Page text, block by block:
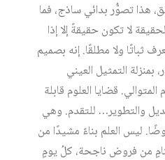
هذا تصوُّر بدائي ساذج، فما
لا تكون حقيقةً إلا إذا
ثباتًا ولا مطلقًا. إنه بصميم
بمنزلة التمثيل العيني
قضايا العلوم قابلة
والتطوير… للتقدم. وهي
ليس العلم بناءً مشيدًا من
من فروض ناجحة، كلُ يومٍ